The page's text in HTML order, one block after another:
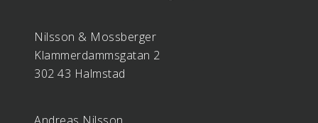
Nilsson & Mossberger
Klammerdammsgatan 2
302 43 Halmstad